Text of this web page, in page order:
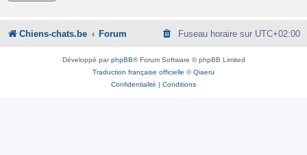
Chiens-chats.be Forum Fuseau horaire sur UTC+02:00
Développé parphpBB® Forum Software © phpBB Limited
Traduction française officielle ©Qiaeru
Confidentialité | Conditions